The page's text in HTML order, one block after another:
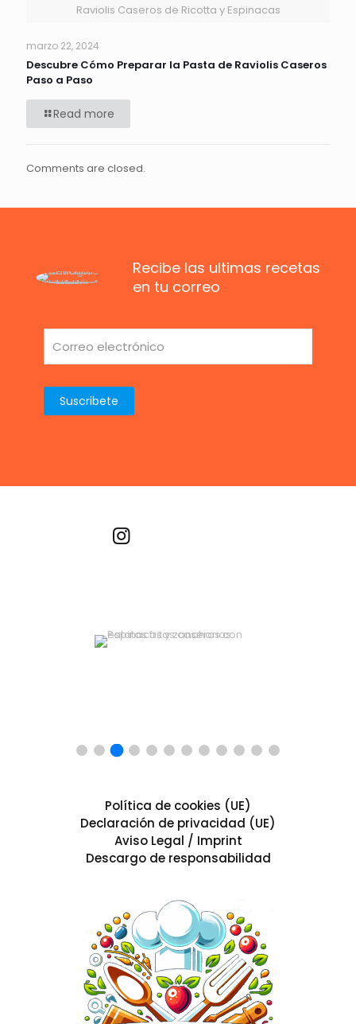
Raviolis Caseros de Ricotta y Espinacas
marzo 22, 2024
Descubre Cómo Preparar la Pasta de Raviolis Caseros
Paso a Paso
Read more
Comments are closed.
Recibe las ultimas recetas
en tu correo
Política de cookies (UE)
Declaración de privacidad (UE)
Aviso Legal / Imprint
Descargo de responsabilidad